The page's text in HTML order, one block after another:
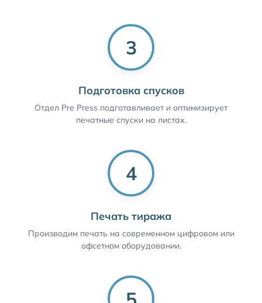
3
Подготовка спусков
Отдел Pre Press подготавливает и оптимизирует
печатные спуски на листах.
4
Печать тиража
Производим печать на современном цифровом или
офсетном оборудовании.